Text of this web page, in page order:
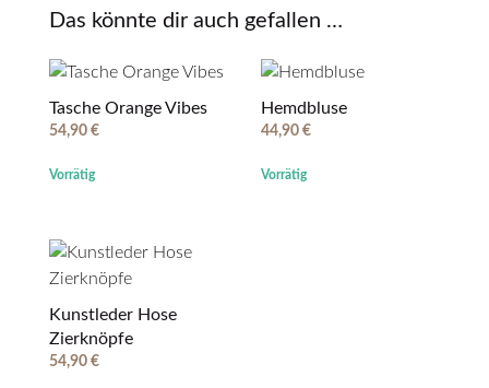
Das könnte dir auch gefallen …
Tasche Orange Vibes
54,90 €
Vorrätig
Hemdbluse
44,90 €
Vorrätig
Kunstleder Hose
Zierknöpfe
54,90 €